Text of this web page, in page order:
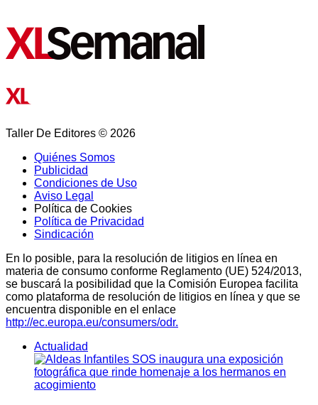
Taller De Editores © 2026
Quiénes Somos
Publicidad
Condiciones de Uso
Aviso Legal
Política de Cookies
Política de Privacidad
Sindicación
En lo posible, para la resolución de litigios en línea en
materia de consumo conforme Reglamento (UE) 524/2013,
se buscará la posibilidad que la Comisión Europea facilita
como plataforma de resolución de litigios en línea y que se
encuentra disponible en el enlace
http://ec.europa.eu/consumers/odr.
Actualidad